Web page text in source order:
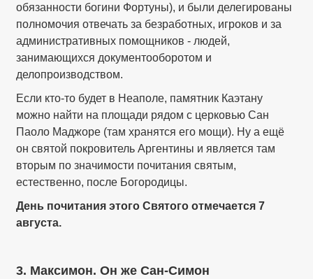
обязанности богини Фортуны), и были делегированы
полномочия отвечать за безработных, игроков и за
административных помощников - людей,
занимающихся документооборотом и
делопроизводством.
Если кто-то будет в Неаполе, памятник Каэтану
можно найти на площади рядом с церковью Сан
Паоло Маджоре (там хранятся его мощи). Ну а ещё
он святой покровитель Аргентины и является там
вторым по значимости почитания святым,
естественно, после Богородицы.
День почитания этого Святого отмечается 7
августа.
3. Максимон. Он же Сан-Симон